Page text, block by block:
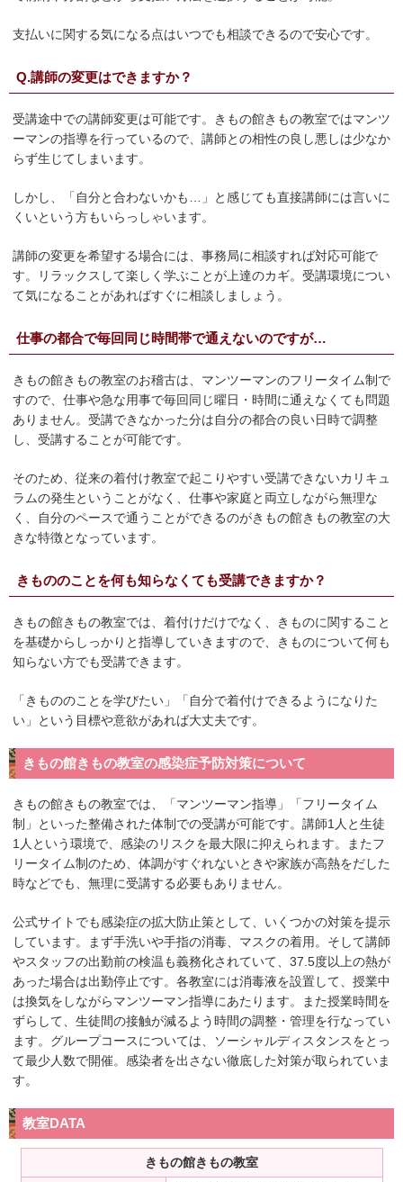
支払いに関する気になる点はいつでも相談できるので安心です。
Q.講師の変更はできますか？
受講途中での講師変更は可能です。きもの館きもの教室ではマンツ
ーマンの指導を行っているので、講師との相性の良し悪しは少なか
らず生じてしまいます。
しかし、「自分と合わないかも…」と感じても直接講師には言いに
くいという方もいらっしゃいます。
講師の変更を希望する場合には、事務局に相談すれば対応可能で
す。リラックスして楽しく学ぶことが上達のカギ。受講環境につい
て気になることがあればすぐに相談しましょう。
仕事の都合で毎回同じ時間帯で通えないのですが…
きもの館きもの教室のお稽古は、マンツーマンのフリータイム制で
すので、仕事や急な用事で毎回同じ曜日・時間に通えなくても問題
ありません。受講できなかった分は自分の都合の良い日時で調整
し、受講することが可能です。
そのため、従来の着付け教室で起こりやすい受講できないカリキュ
ラムの発生ということがなく、仕事や家庭と両立しながら無理な
く、自分のペースで通うことができるのがきもの館きもの教室の大
きな特徴となっています。
きもののことを何も知らなくても受講できますか？
きもの館きもの教室では、着付けだけでなく、きものに関すること
を基礎からしっかりと指導していきますので、きものについて何も
知らない方でも受講できます。
「きもののことを学びたい」「自分で着付けできるようになりた
い」という目標や意欲があれば大丈夫です。
きもの館きもの教室の感染症予防対策について
きもの館きもの教室では、「マンツーマン指導」「フリータイム
制」といった整備された体制での受講が可能です。講師1人と生徒
1人という環境で、感染のリスクを最大限に抑えられます。またフ
リータイム制のため、体調がすぐれないときや家族が高熱をだした
時などでも、無理に受講する必要もありません。
公式サイトでも感染症の拡大防止策として、いくつかの対策を提示
しています。まず手洗いや手指の消毒、マスクの着用。そして講師
やスタッフの出勤前の検温も義務化されていて、37.5度以上の熱が
あった場合は出勤停止です。各教室には消毒液を設置して、授業中
は換気をしながらマンツーマン指導にあたります。また授業時間を
ずらして、生徒間の接触が減るよう時間の調整・管理を行なってい
ます。グループコースについては、ソーシャルディスタンスをとっ
て最少人数で開催。感染者を出さない徹底した対策が取られていま
す。
教室DATA
きもの館きもの教室